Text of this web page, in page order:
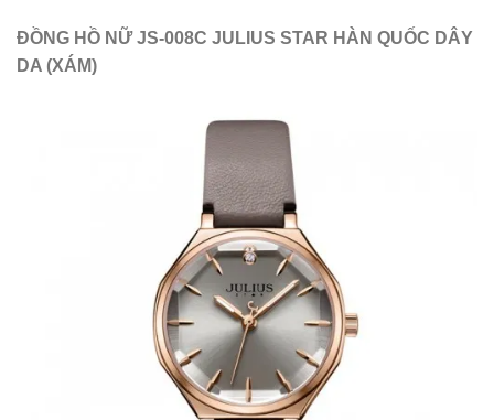
ĐỒNG HỒ NỮ JS-008C JULIUS STAR HÀN QUỐC DÂY
DA (XÁM)